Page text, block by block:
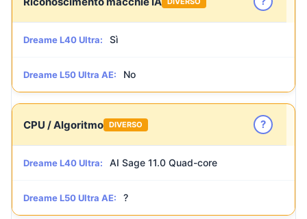
Dreame L40 Ultra: Sì
Dreame L50 Ultra AE: No
CPU / Algoritmo DIVERSO ?
Dreame L40 Ultra: AI Sage 11.0 Quad-core
Dreame L50 Ultra AE: ?